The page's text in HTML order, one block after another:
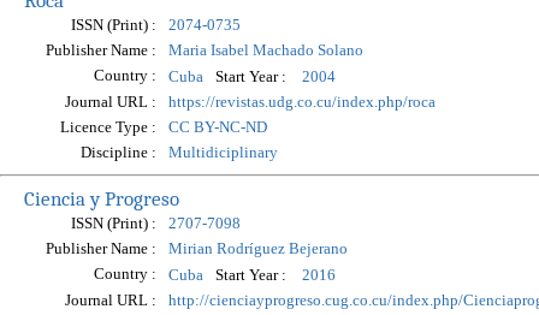
ISSN (Print) :
2074-0735
Publisher Name :
Maria Isabel Machado Solano
Country :
Cuba Start Year :
2004
Journal URL :
https://revistas.udg.co.cu/index.php/roca
Licence Type :
CC BY-NC-ND
Discipline :
Multidiciplinary
Ciencia y Progreso
ISSN (Print) :
2707-7098
Publisher Name :
Mirian Rodríguez Bejerano
Country :
Cuba Start Year :
2016
Journal URL :
http://cienciayprogreso.cug.co.cu/index.php/